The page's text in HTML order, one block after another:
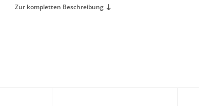
Zur kompletten Beschreibung